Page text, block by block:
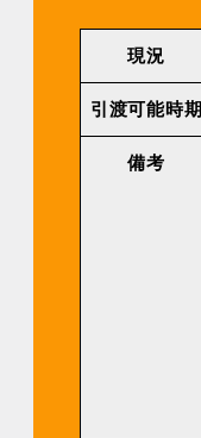
現況
引渡可能時期
備考